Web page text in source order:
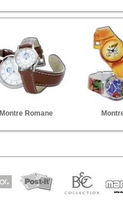
Montre Romane